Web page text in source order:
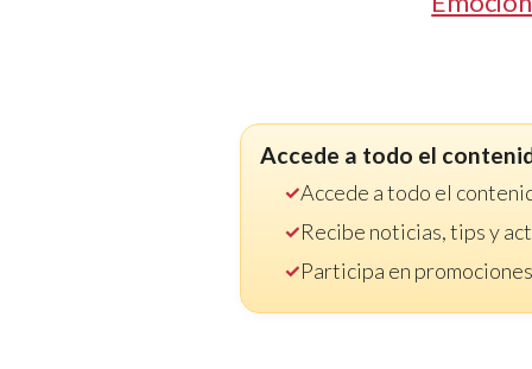
Accede a todo el
Accede a todo el
Recibe noticias, tips y
Participa en